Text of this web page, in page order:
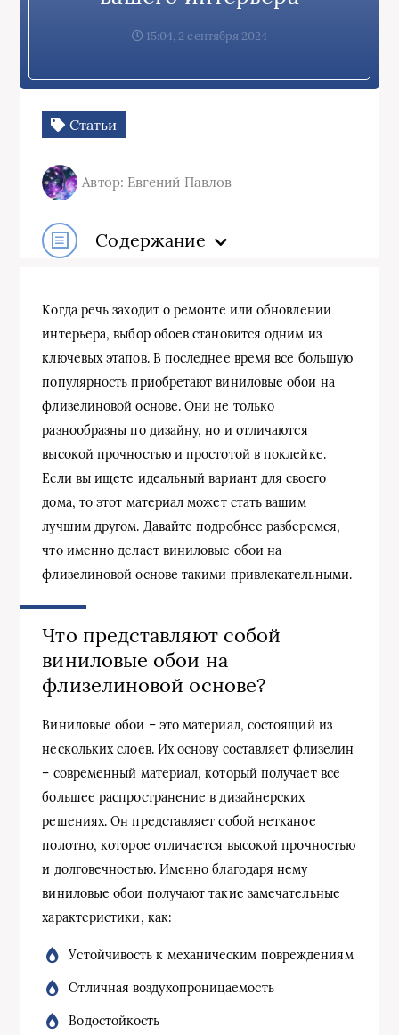
15:04, 2 сентября 2024
Статьи
Автор: Евгений Павлов
Содержание
Когда речь заходит о ремонте или обновлении
интерьера, выбор обоев становится одним из
ключевых этапов. В последнее время все большую
популярность приобретают виниловые обои на
флизелиновой основе. Они не только
разнообразны по дизайну, но и отличаются
высокой прочностью и простотой в поклейке.
Если вы ищете идеальный вариант для своего
дома, то этот материал может стать вашим
лучшим другом. Давайте подробнее разберемся,
что именно делает виниловые обои на
флизелиновой основе такими привлекательными.
Что представляют собой
виниловые обои на
флизелиновой основе?
Виниловые обои – это материал, состоящий из
нескольких слоев. Их основу составляет флизелин
– современный материал, который получает все
большее распространение в дизайнерских
решениях. Он представляет собой нетканое
полотно, которое отличается высокой прочностью
и долговечностью. Именно благодаря нему
виниловые обои получают такие замечательные
характеристики, как:
Устойчивость к механическим повреждениям
Отличная воздухопроницаемость
Водостойкость